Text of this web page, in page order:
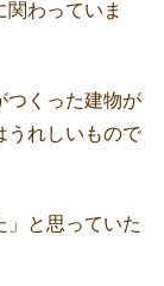
わっていま
つくった建物が
うれしいもので
」と思っていた